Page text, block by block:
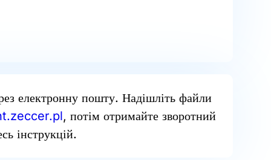
електронну пошту. Надішліть файли
, потім отримайте зворотний
інструкцій.